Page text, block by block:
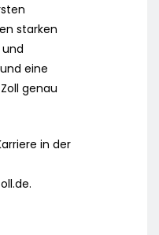
starken
eine
genau
in der